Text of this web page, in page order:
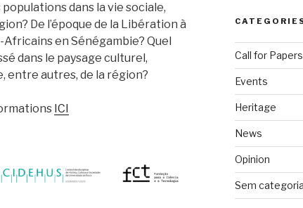
dans la vie sociale,
De l’époque de la Libération à
en Sénégambie? Quel
dans le paysage culturel,
entre autres, de la région?
ICI
Call for Papers
Events
Heritage
News
Opinion
Sem